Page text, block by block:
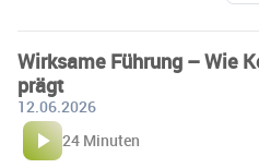
Wirksame Führung – Wie
prägt
12.06.2026
24 Minuten